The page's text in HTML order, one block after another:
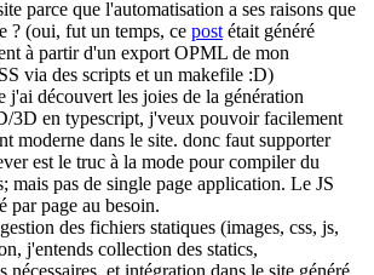
parce que l'automatisation a ses raisons que
? (oui, fut un temps, ce post était généré
à partir d'un export OPML de mon
via des scripts et un makefile :D)
j'ai découvert les joies de la génération
3D en typescript, j'veux pouvoir facilement
moderne dans le site. donc faut supporter
est le truc à la mode pour compiler du
mais pas de single page application. Le JS
par page au besoin.
des fichiers statiques (images, css, js,
j'entends collection des statics,
nécessaires, et intégration dans le site généré